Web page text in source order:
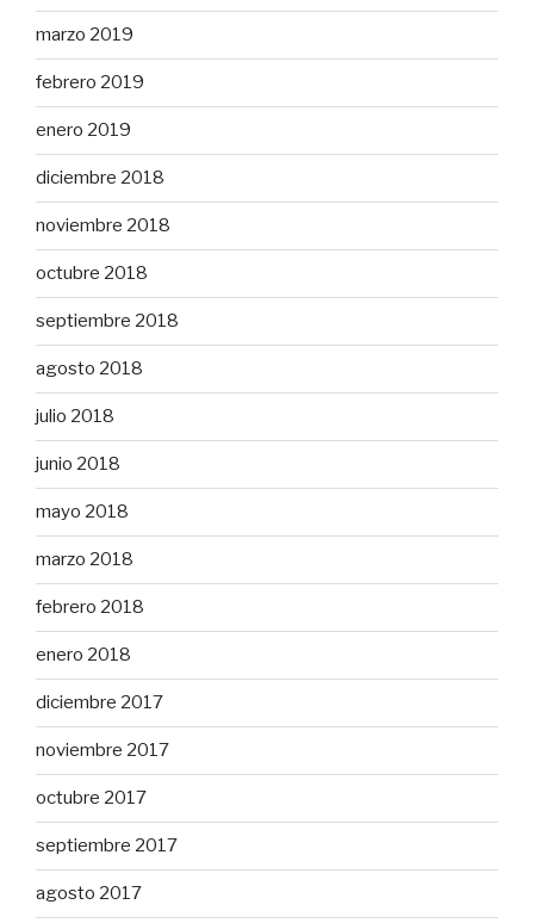
marzo 2019
febrero 2019
enero 2019
diciembre 2018
noviembre 2018
octubre 2018
septiembre 2018
agosto 2018
julio 2018
junio 2018
mayo 2018
marzo 2018
febrero 2018
enero 2018
diciembre 2017
noviembre 2017
octubre 2017
septiembre 2017
agosto 2017